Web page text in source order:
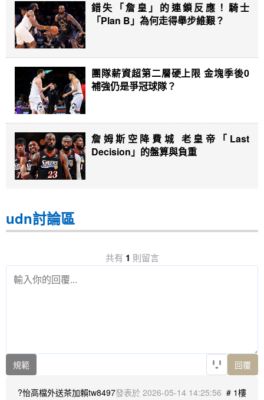
錯失「詹皇」的連鎖反應！騎士
「Plan B」為何走得舉步維艱？
團隊薪資超第二層硬上限 金塊季後0
補強仍是爭冠球隊？
詹姆斯空降費城 老皇帝「Last
Decision」的盤算與負重
udn討論區
共有 1 則留言
規範 回覆
?怡高檔外送茶加賴tw8497 2026-05-14 14:25:56 # 1樓